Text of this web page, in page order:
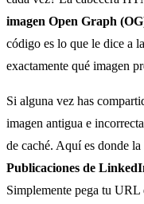
imagen Open Graph
código es lo que le dice a
exactamente qué imagen
Si alguna vez has
imagen antigua e
de caché. Aquí es donde
Publicaciones de
Simplemente pega tu